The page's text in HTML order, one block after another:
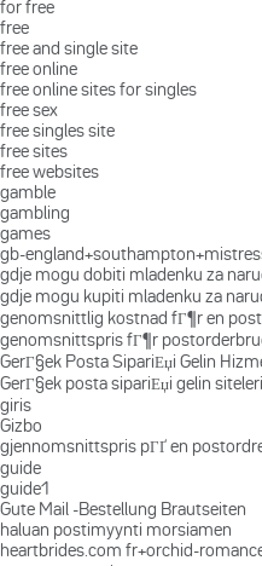
for free
free
free and single site
free online
free online sites for singles
free sex
free singles site
free sites
free websites
gamble
gambling
games
gb-
gdje mogu dobiti mladenku za
gdje mogu kupiti mladenku za
genomsnittlig kostnad fГ¶r en
genomsnittspris fГ¶r
GerГ§ek Posta SipariЕџi Gelin
GerГ§ek posta sipariЕџi gelin siteleri
giris
Gizbo
gjennomsnittspris pГҐ en
guide
guide1
Gute Mail -Bestellung Brautseiten
haluan postimyynti morsiamen
heartbrides.com fr+orchid-